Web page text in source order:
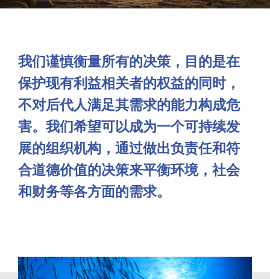
我们谨慎衡量所有的决策，目的是在
保护现有利益相关者的权益的同时，
不对后代人满足其需求的能力构成危
害。我们希望可以成为一个可持续发
展的组织机构，通过做出负责任和符
合道德价值的决策来平衡环境，社会
和财务等各方面的需求。